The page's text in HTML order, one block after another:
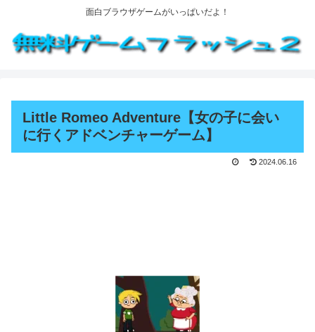
面白ブラウザゲームがいっぱいだよ！
Little Romeo Adventure【女の子に会い
に行くアドベンチャーゲーム】
2024.06.16